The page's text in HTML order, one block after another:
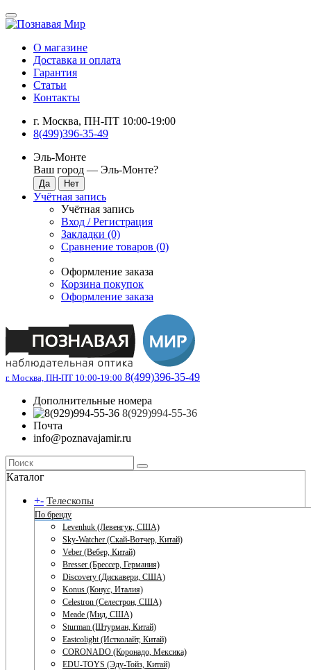
О магазине
Доставка и оплата
Гарантия
Статьи
Контакты
г. Москва, ПН-ПТ 10:00-19:00
8(499)396-35-49
Эль-Монте
Ваш город — Эль-Монте?
Учётная запись
Учётная запись
Вход / Регистрация
Закладки (0)
Сравнение товаров (0)
Оформление заказа
Корзина покупок
Оформление заказа
г. Москва, ПН-ПТ 10:00-19:00 8(499)396-35-49
Дополнительные номера
8(929)994-55-36
Почта
info@poznavajamir.ru
Каталог
+- Телескопы
По бренду
Levenhuk (Левенгук, США)
Sky-Watcher (Скай-Вотчер, Китай)
Veber (Вебер, Китай)
Bresser (Брессер, Германия)
Discovery (Дискавери, США)
Konus (Конус, Италия)
Celestron (Селестрон, США)
Meade (Мид, США)
Sturman (Штурман, Китай)
Eastcolight (Истколайт, Китай)
CORONADO (Коронадо, Мексика)
EDU-TOYS (Эду-Тойз, Китай)